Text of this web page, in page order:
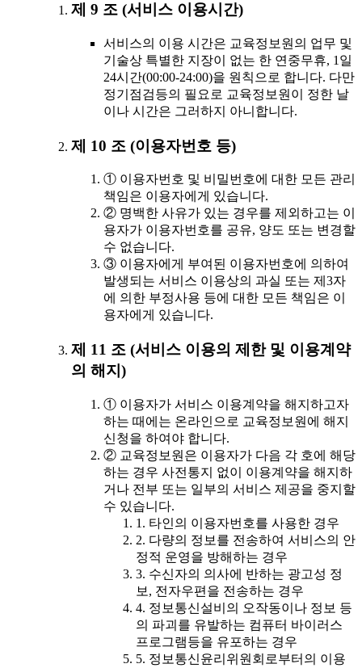
제 9 조 (서비스 이용시간)
서비스의 이용 시간은 교육정보원의 업무 및
기술상 특별한 지장이 없는 한 연중무휴, 1일
24시간(00:00-24:00)을 원칙으로 합니다. 다만
정기점검등의 필요로 교육정보원이 정한 날
이나 시간은 그러하지 아니합니다.
제 10 조 (이용자번호 등)
① 이용자번호 및 비밀번호에 대한 모든 관리
책임은 이용자에게 있습니다.
② 명백한 사유가 있는 경우를 제외하고는 이
용자가 이용자번호를 공유, 양도 또는 변경할
수 없습니다.
③ 이용자에게 부여된 이용자번호에 의하여
발생되는 서비스 이용상의 과실 또는 제3자
에 의한 부정사용 등에 대한 모든 책임은 이
용자에게 있습니다.
제 11 조 (서비스 이용의 제한 및 이용계약
의 해지)
① 이용자가 서비스 이용계약을 해지하고자
하는 때에는 온라인으로 교육정보원에 해지
신청을 하여야 합니다.
② 교육정보원은 이용자가 다음 각 호에 해당
하는 경우 사전통지 없이 이용계약을 해지하
거나 전부 또는 일부의 서비스 제공을 중지할
수 있습니다.
1. 타인의 이용자번호를 사용한 경우
2. 다량의 정보를 전송하여 서비스의 안
정적 운영을 방해하는 경우
3. 수신자의 의사에 반하는 광고성 정
보, 전자우편을 전송하는 경우
4. 정보통신설비의 오작동이나 정보 등
의 파괴를 유발하는 컴퓨터 바이러스
프로그램등을 유포하는 경우
5. 정보통신윤리위원회로부터의 이용